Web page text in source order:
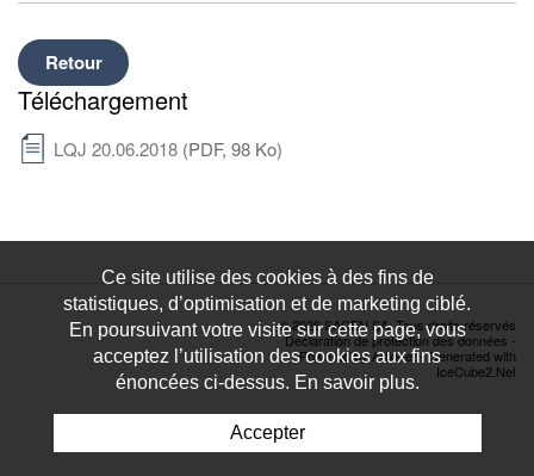
Retour
Téléchargement
LQJ 20.06.2018 (PDF, 98 Ko)
© 2026 SACEN SA. Tous droits réservés
Déclaration de protection des données -
Powered by Artionet-Generated with
IceCube2.Net
Ce site utilise des cookies à des fins de
statistiques, d’optimisation et de marketing ciblé.
En poursuivant votre visite sur cette page, vous
acceptez l’utilisation des cookies aux fins
énoncées ci-dessus. En savoir plus.
Accepter